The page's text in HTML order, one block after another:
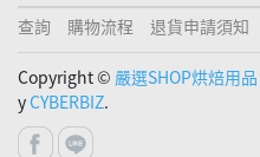
查詢 購物流程 退貨申請須知
Copyright © 嚴選SHOP烘焙用品
yCYBERBIZ.